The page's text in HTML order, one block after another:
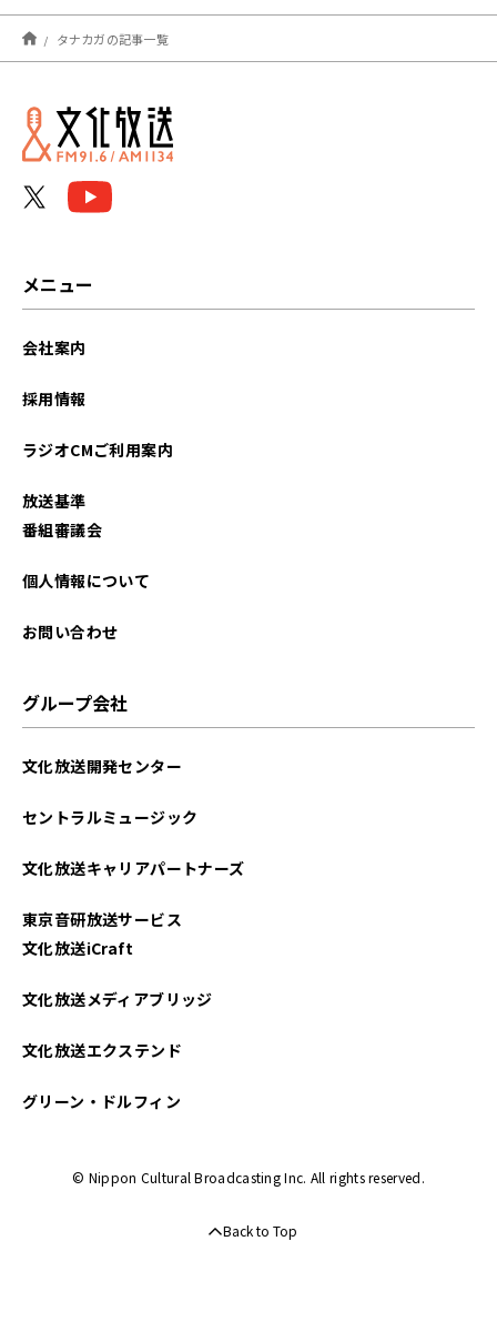
2023年03月
2023年02月
2023年01月
2022年04月
2022年01月
タナカガの記事一覧
メニュー
会社案内
採用情報
ラジオCMご利用案内
放送基準
番組審議会
個人情報について
お問い合わせ
グループ会社
文化放送開発センター
セントラルミュージック
文化放送キャリアパートナーズ
東京音研放送サービス
文化放送iCraft
文化放送メディアブリッジ
文化放送エクステンド
グリーン・ドルフィン
© Nippon Cultural Broadcasting Inc. All rights reserved.
Back to Top